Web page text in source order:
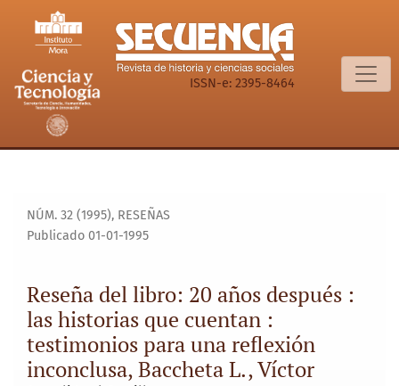
Reseña del libro: 20 años después : las historias que
ISSN-e: 2395-8464
NÚM. 32 (1995), RESEÑAS
Reseña del libro: 20 años después :
las historias que cuentan :
testimonios para una reflexión
inconclusa, Baccheta L., Víctor
Publicado 01-01-1995